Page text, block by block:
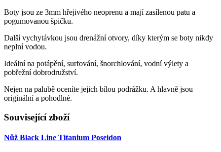
Boty jsou ze 3mm hřejivého neoprenu a mají zasílenou patu a
pogumovanou špičku.
Další vychytávkou jsou drenážní otvory, díky kterým se boty nikdy
neplní vodou.
Ideální na potápění, surfování, šnorchlování, vodní výlety a
pobřežní dobrodružství.
Nejen na palubě oceníte jejich bílou podrážku. A hlavně jsou
originální a pohodlné.
Související zboží
Nůž Black Line Titanium Poseidon